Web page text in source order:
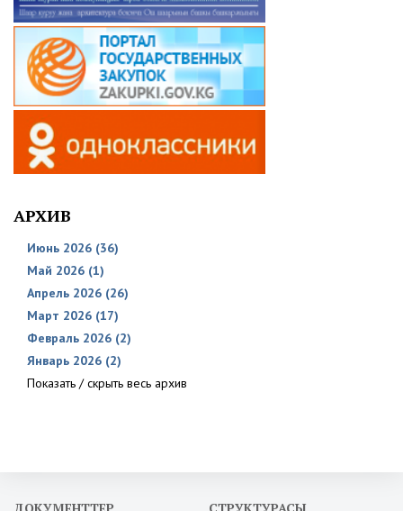
АРХИВ
Июнь 2026 (36)
Май 2026 (1)
Апрель 2026 (26)
Март 2026 (17)
Февраль 2026 (2)
Январь 2026 (2)
Показать / скрыть весь архив
ДОКУМЕНТТЕР СТРУКТУРАСЫ